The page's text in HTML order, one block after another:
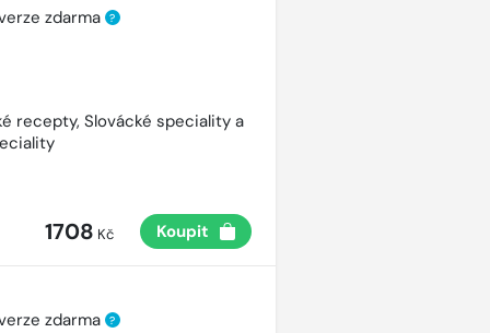
zdarma ?
recepty, Slovácké speciality a
1708 Kč Koupit
zdarma ?